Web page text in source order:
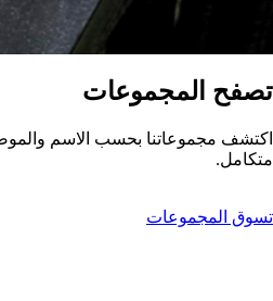
تصفح المجموعات
اكتشف مجموعاتنا بحسب الاسم
متكامل.
تسوق المجموعات